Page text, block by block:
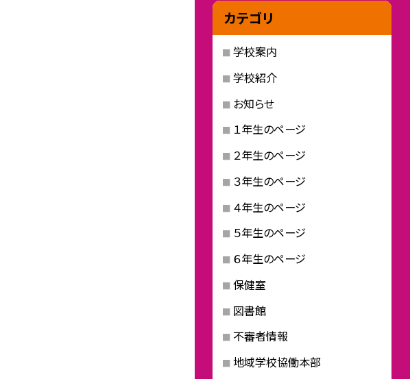
カテゴリ
学校案内
学校紹介
お知らせ
１年生のページ
２年生のページ
３年生のページ
４年生のページ
５年生のページ
６年生のページ
保健室
図書館
不審者情報
地域学校協働本部